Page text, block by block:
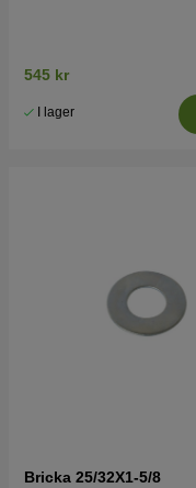
545 kr
I lager
Bricka 25/32X1-5/8